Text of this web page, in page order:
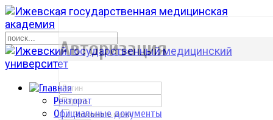
Ректорат
Официальные документы
р
Авторизация
Запомнить меня